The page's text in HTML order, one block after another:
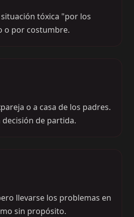
tóxica "por los
o por costumbre.
o a casa de los padres.
de partida.
llevarse los problemas en
sin propósito.